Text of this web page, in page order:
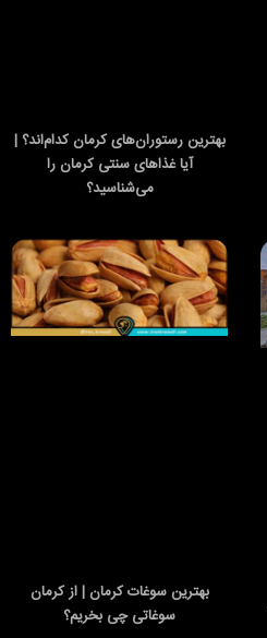
بهترین رستوران‌های کرمان کدام‌اند؟ |
آیا غذاهای سنتی کرمان را
می‌شناسید؟
بهترین سوغات کرمان | از کرمان
سوغاتی چی بخریم؟